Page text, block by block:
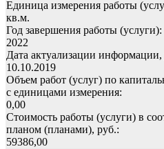
Единица измерения работы
кв.м.
Год завершения работы (услуги):
2022
Дата актуализации информации,
10.10.2019
Объем работ (услуг) по
с единицами измерения:
0,00
Стоимость работы (услуги) в
планом (планами), руб.:
59386,00